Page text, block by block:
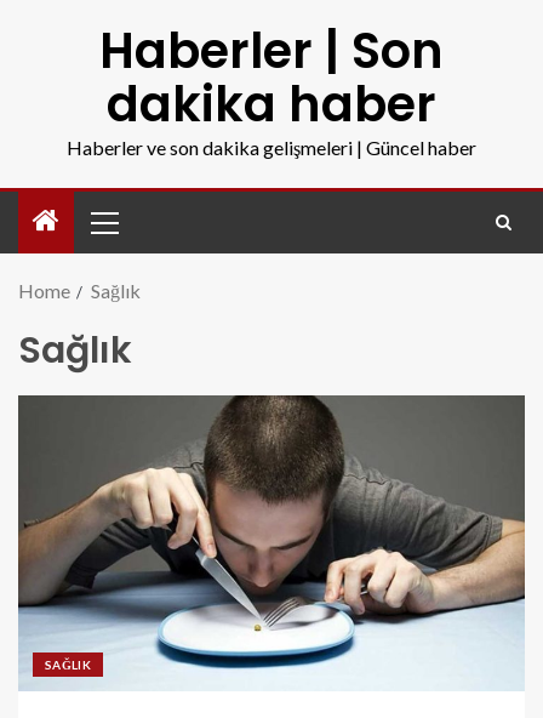
Haberler | Son
dakika haber
Haberler ve son dakika gelişmeleri | Güncel haber
Home Sağlık
Sağlık
SAĞLIK